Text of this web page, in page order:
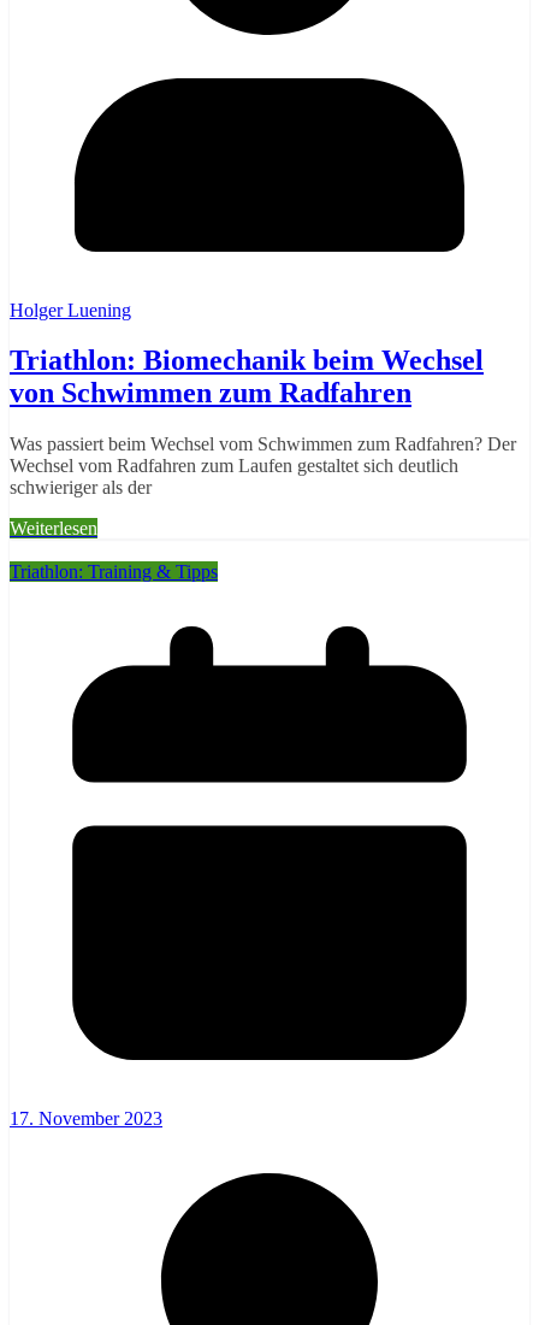
Holger Luening
Triathlon: Biomechanik beim Wechsel
von Schwimmen zum Radfahren
Was passiert beim Wechsel vom Schwimmen zum Radfahren? Der
Wechsel vom Radfahren zum Laufen gestaltet sich deutlich
schwieriger als der
Weiterlesen
Triathlon: Training & Tipps
17. November 2023